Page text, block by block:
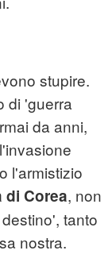
stupire.
di 'guerra
da anni,
l'armistizio
di Corea, non
tanto
nostra.